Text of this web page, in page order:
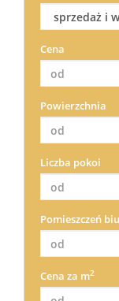
Cena
Powierzchnia
Liczba pokoi
Pomieszczeń
Cena za m2